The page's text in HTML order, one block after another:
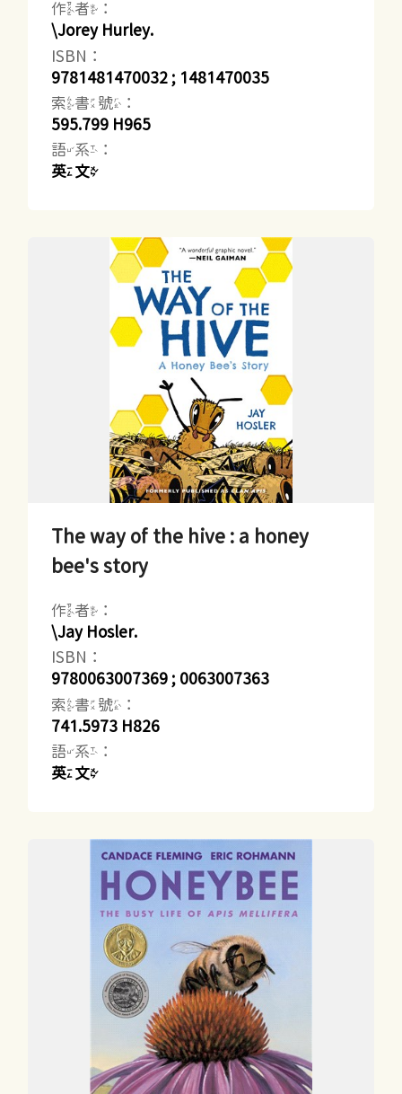
作者：
\Jorey Hurley.
ISBN：
9781481470032 ; 1481470035
索書號：
595.799 H965
語系：
英文
The way of the hive : a honey
bee's story
作者：
\Jay Hosler.
ISBN：
9780063007369 ; 0063007363
索書號：
741.5973 H826
語系：
英文